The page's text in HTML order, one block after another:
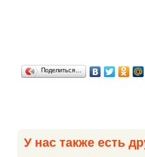
Поделиться…
У нас также есть